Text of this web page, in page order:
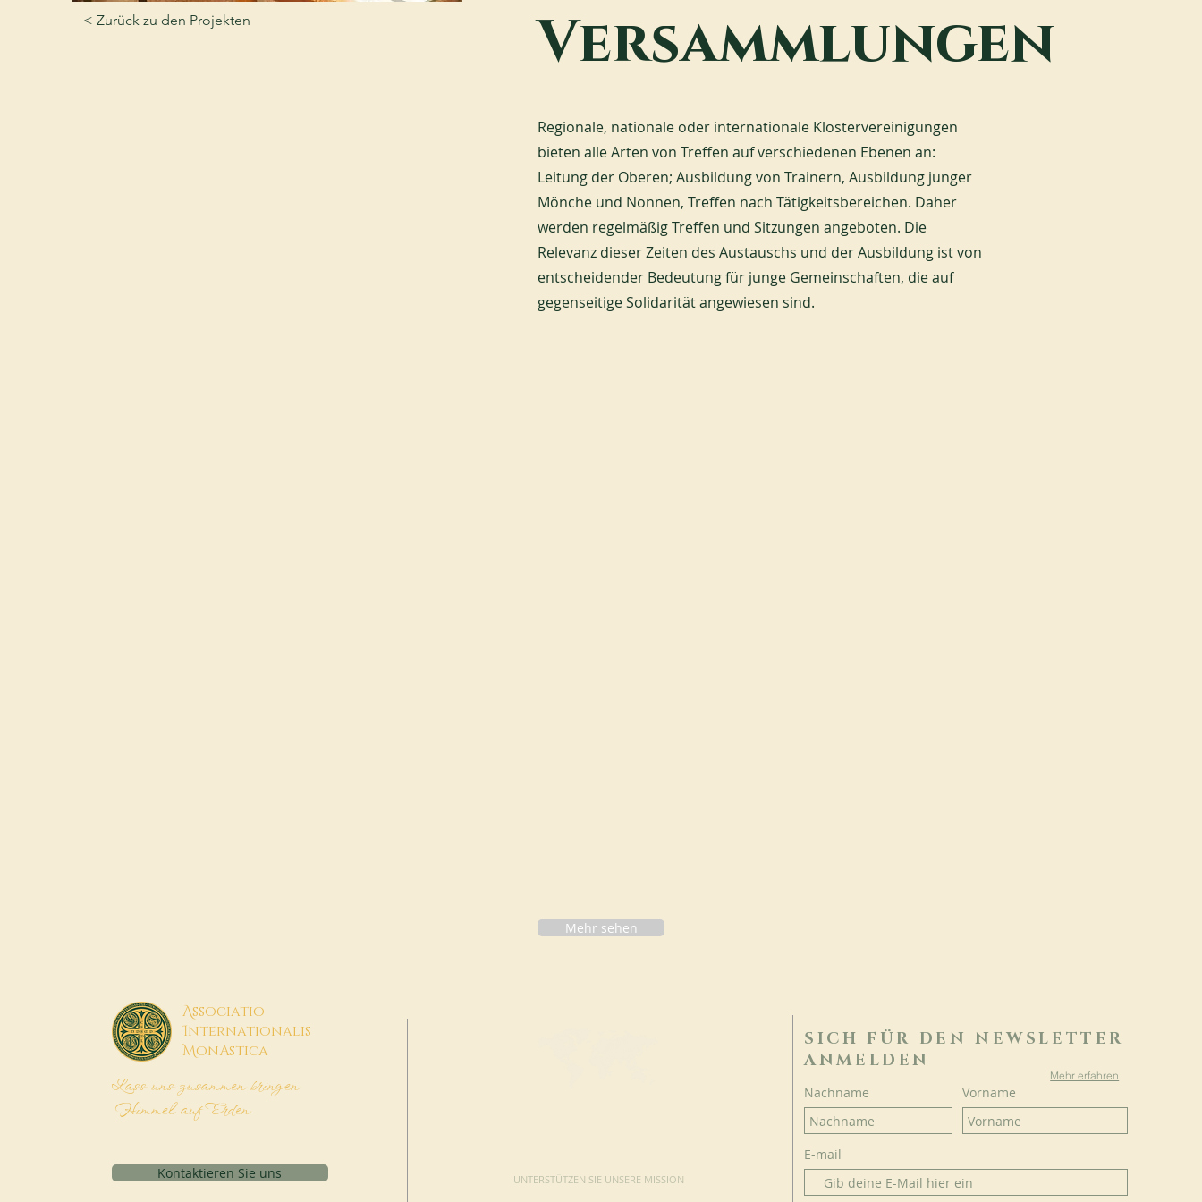
< Zurück zu den Projekten
Versammlungen
Regionale, nationale oder internationale Klostervereinigungen
bieten alle Arten von Treffen auf verschiedenen Ebenen an:
Leitung der Oberen; Ausbildung von Trainern, Ausbildung junger
Mönche und Nonnen, Treffen nach Tätigkeitsbereichen. Daher
werden regelmäßig Treffen und Sitzungen angeboten. Die
Relevanz dieser Zeiten des Austauschs und der Ausbildung ist von
entscheidender Bedeutung für junge Gemeinschaften, die auf
gegenseitige Solidarität angewiesen sind.
Mehr sehen
Associatio
Internationalis
MonAstica
Lass uns zusammen bringen
Himmel auf Erden
Kontaktieren Sie uns UNTERSTÜTZEN SIE UNSERE MISSION
SICH FÜR DEN NEWSLETTER
ANMELDEN
Mehr erfahren
Nachname Vorname
E-mail